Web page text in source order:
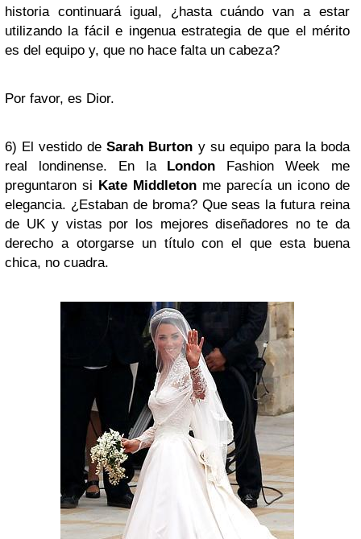
historia continuará igual, ¿hasta cuándo van a estar
utilizando la fácil e ingenua estrategia de que el mérito
es del equipo y, que no hace falta un cabeza?
Por favor, es Dior.
6) El vestido deSarah Burton y su equipo para la boda
real londinense. En la
London Fashion Week me
preguntaron si Kate Middleton me parecía un icono de
elegancia. ¿Estaban de broma? Que seas la futura reina
de UK y vistas por los mejores diseñadores no te da
derecho a otorgarse un título con el que esta buena
chica, no cuadra.